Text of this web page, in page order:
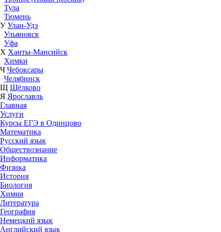
Тула
Тюмень
У Улан-Удэ
Ульяновск
Уфа
Х Ханты-Мансийск
Химки
Ч Чебоксары
Челябинск
Щ Щёлково
Я Ярославль
Главная
Услуги
Курсы ЕГЭ в Одинцово
Математика
Русский язык
Обществознание
Информатика
Физика
История
Биология
Химия
Литература
География
Немецкий язык
Английский язык